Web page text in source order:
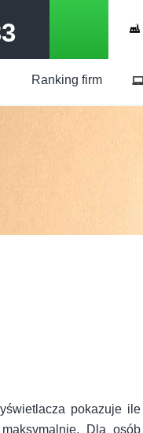
Ranking firm
pokazuje ile
Dla osób